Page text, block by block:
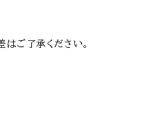
ご了承ください。